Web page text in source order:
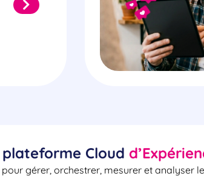
Cloud
gérer, orchestrer, mesurer et analyser